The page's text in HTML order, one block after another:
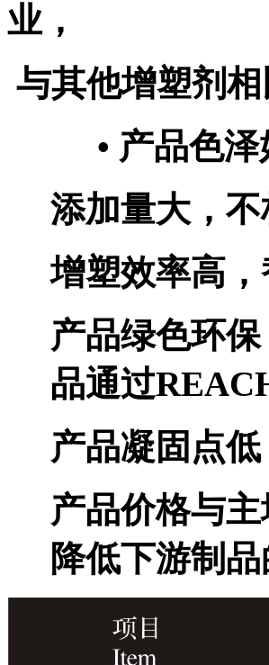
业，
与其他增塑剂
• 产品色
添加量大，
增塑效率高
产品绿色环
品通过
产品凝固点
产品价格与
降低下游制品